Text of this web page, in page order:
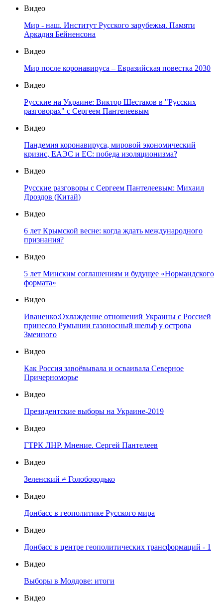
Видео
Мир - наш. Институт Русского зарубежья. Памяти
Аркадия Бейненсона
Видео
Мир после коронавируса – Евразийская повестка 2030
Видео
Русские на Украине: Виктор Шестаков в "Русских
разговорах" с Сергеем Пантелеевым
Видео
Пандемия коронавируса, мировой экономический
кризис, ЕАЭС и ЕС: победа изоляционизма?
Видео
Русские разговоры с Сергеем Пантелеевым: Михаил
Дроздов (Китай)
Видео
6 лет Крымской весне: когда ждать международного
признания?
Видео
5 лет Минским соглашениям и будущее «Нормандского
формата»
Видео
Иваненко:Охлаждение отношений Украины с Россией
принесло Румынии газоносный шельф у острова
Змеиного
Видео
Как Россия завоёвывала и осваивала Северное
Причерноморье
Видео
Президентские выборы на Украине-2019
Видео
ГТРК ЛНР. Мнение. Сергей Пантелеев
Видео
Зеленский ≠ Голобородько
Видео
Донбасс в геополитике Русского мира
Видео
Донбасс в центре геополитических трансформаций - 1
Видео
Выборы в Молдове: итоги
Видео